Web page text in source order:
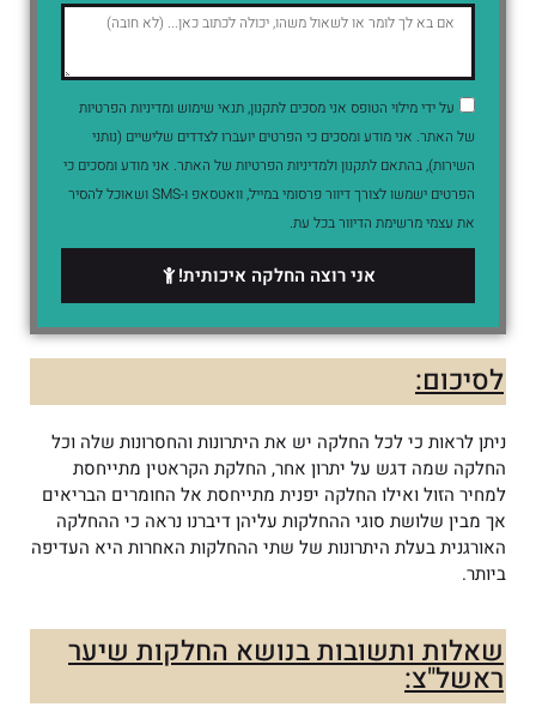
על ידי מילוי הטופס אני מסכים לתקנון, תנאי שימוש ומדיניות הפרטיות
של האתר. אני מודע ומסכים כי הפרטים יועברו לצדדים שלישיים (נותני
השירות), בהתאם לתקנון ולמדיניות הפרטיות של האתר. אני מודע ומסכים כי
הפרטים ישמשו לצורך דיוור פרסומי במייל, וואטסאפ ו-SMS ושאוכל להסיר
את עצמי מרשימת הדיוור בכל עת.
אני רוצה החלקה איכותית!
לסיכום:
ניתן לראות כי לכל החלקה יש את היתרונות והחסרונות שלה וכל
החלקה שמה דגש על יתרון אחר, החלקת הקראטין מתייחסת
למחיר הזול ואילו החלקה יפנית מתייחסת אל החומרים הבריאים
אך מבין שלושת סוגי ההחלקות עליהן דיברנו נראה כי ההחלקה
האורגנית בעלת היתרונות של שתי ההחלקות האחרות היא העדיפה
ביותר.
שאלות ותשובות בנושא החלקות שיער
ראשל"צ: